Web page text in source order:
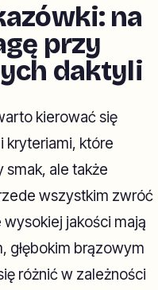
na
przy
daktyli
kierować się
kryteriami, które
smak, ale także
wszystkim zwróć
jakości mają
głębokim brązowym
różnić w zależności